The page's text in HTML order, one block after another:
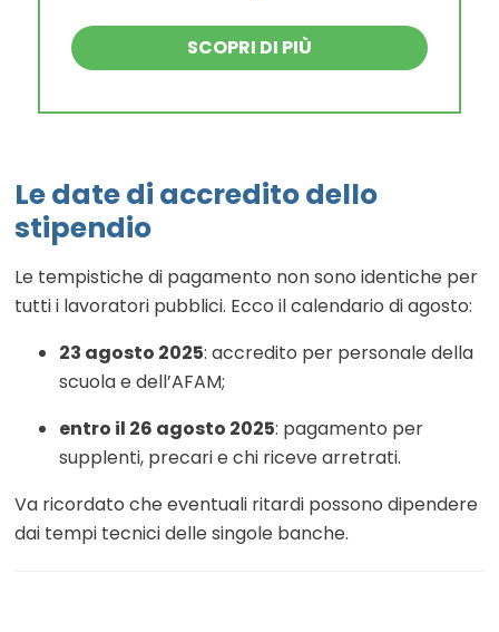
SCOPRI DI PIÙ
Le date di accredito dello
stipendio
Le tempistiche di pagamento non sono identiche per
tutti i lavoratori pubblici. Ecco il calendario di agosto:
23 agosto 2025: accredito per personale della
scuola e dell’AFAM;
entro il 26 agosto 2025: pagamento per
supplenti, precari e chi riceve arretrati.
Va ricordato che eventuali ritardi possono dipendere
dai tempi tecnici delle singole banche.